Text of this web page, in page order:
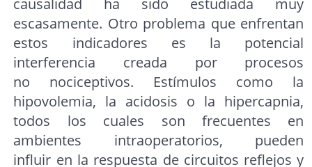
causalidad ha sido estudiada muy
escasamente. Otro problema que enfrentan
estos indicadores es la potencial
interferencia creada por procesos
no nociceptivos. Estímulos como la
hipovolemia, la acidosis o la hipercapnia,
todos los cuales son frecuentes en
ambientes intraoperatorios, pueden
influir en la respuesta de circuitos reflejos y